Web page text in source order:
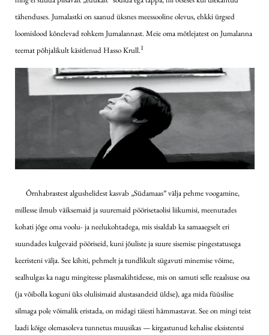
tähenduses. Jumalastki on saanud üksnes meessooline olevus, ehkki ürgsed
loomislood kõnelevad rohkem Jumalannast. Meie oma mõtlejatest on Jumalanna
teemat põhjalikult käsitlenud Hasso Krull.1
Õrnhabrastest algushelidest kasvab „Südamaas” välja pehme voogamine,
millesse ilmub väiksemaid ja suuremaid pöörisetaolisi liikumisi, meenutades
kohati jõge oma voolu- ja neelukohtadega, mis sisaldab ka samaaegselt eri
suundades kulgevaid pööriseid, kuni jõuliste ja suure sisemise pingestatusega
keeristeni välja. See kihiti, pehmelt ja tundlikult sügavuti minemise võime,
sealhulgas ka nagu mingitesse plasmakihtidesse, mis on samuti selle reaalsuse osa
(ja võibolla koguni üks olulisimaid alustasandeid üldse), aga mida füüsilise
silmaga pole võimalik eristada, on midagi täiesti hämmastavat. See on mingi teist
laadi kõige olemasoleva tunnetus muusikas — kirgastunud kehalise eksistentsi